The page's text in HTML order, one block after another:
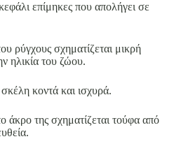
επίμηκες που απολήγει σε
ρύγχους σχηματίζεται μικρή
ηλικία του ζώου.
κοντά και ισχυρά.
άκρο της σχηματίζεται τούφα από